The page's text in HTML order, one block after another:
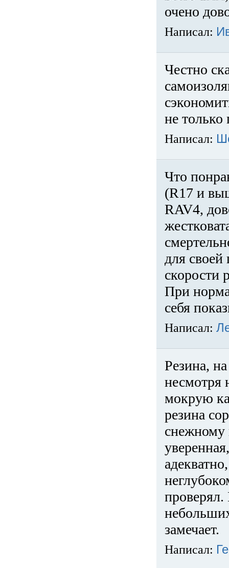
очено
Написал:
Честно
не только
Написал:
Что
(R17 и
RAV4,
для
скорости
При
себя
Написал:
Резина,
несмотря
мокрую
резина
снежному
замечает.
Написал: